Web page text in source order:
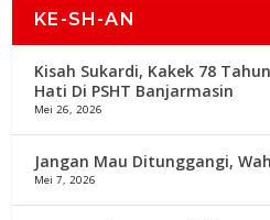
KE-SH-AN
Kisah Sukardi, Kakek 78
Hati Di PSHT Banjarmasin
Mei 26, 2026
Jangan Mau Ditunggangi,
Mei 7, 2026